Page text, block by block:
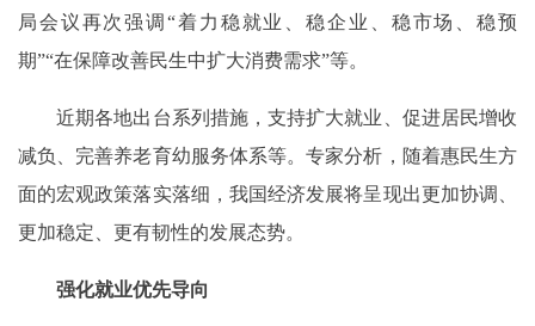
局会议再次强调“着力稳就业、稳企业、稳市场、稳预
期”“在保障改善民生中扩大消费需求”等。
近期各地出台系列措施，支持扩大就业、促进居民增收
减负、完善养老育幼服务体系等。专家分析，随着惠民生方
面的宏观政策落实落细，我国经济发展将呈现出更加协调、
更加稳定、更有韧性的发展态势。
强化就业优先导向